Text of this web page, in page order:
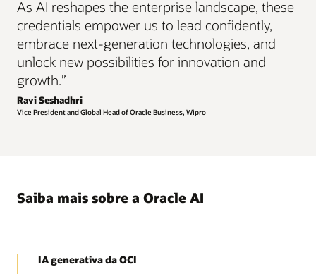
As AI reshapes the enterprise landscape, these
credentials empower us to lead confidently,
embrace next-generation technologies, and
unlock new possibilities for innovation and
growth.”
Ravi Seshadhri
Vice President and Global Head of Oracle Business, Wipro
Saiba mais sobre a Oracle AI
IA generativa da OCI